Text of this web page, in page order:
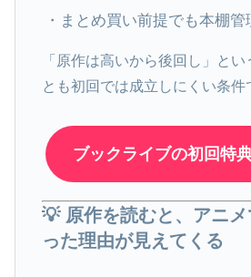
・まとめ買い前提でも本棚
「原作は高いから後回し」とい
とも初回では成立しにくい条件
ブックライブの初回特
💡 原作を読むと、アニ
った理由が見えてくる